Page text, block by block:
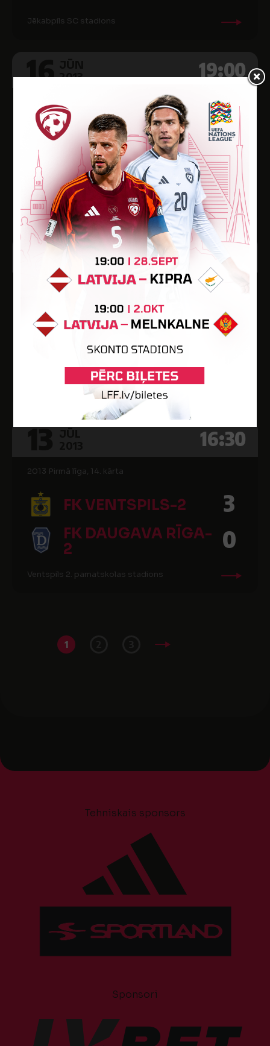
Jēkabpils SC stadions
16 19:00
2013
2013 Pirmā līga, 11. kārta
FK VENTSPILS-2 7
FK JĒKABPILS/JSC 1
Ventspils 2. pamatskolas stadions
20JŪN 16:00
2013 Pirmā līga, 12. kārta
FK VENTSPILS-2 0
BFC DAUGAVPILS
Ventspils 2. pamatskolas stadions
13 16:30
2013 Pirmā līga, 14. kārta
FK VENTSPILS-2 3
FK DAUGAVA RĪGA-
2
0
Ventspils 2. pamatskolas stadions
1
Tehniskais sponsors
Sponsori